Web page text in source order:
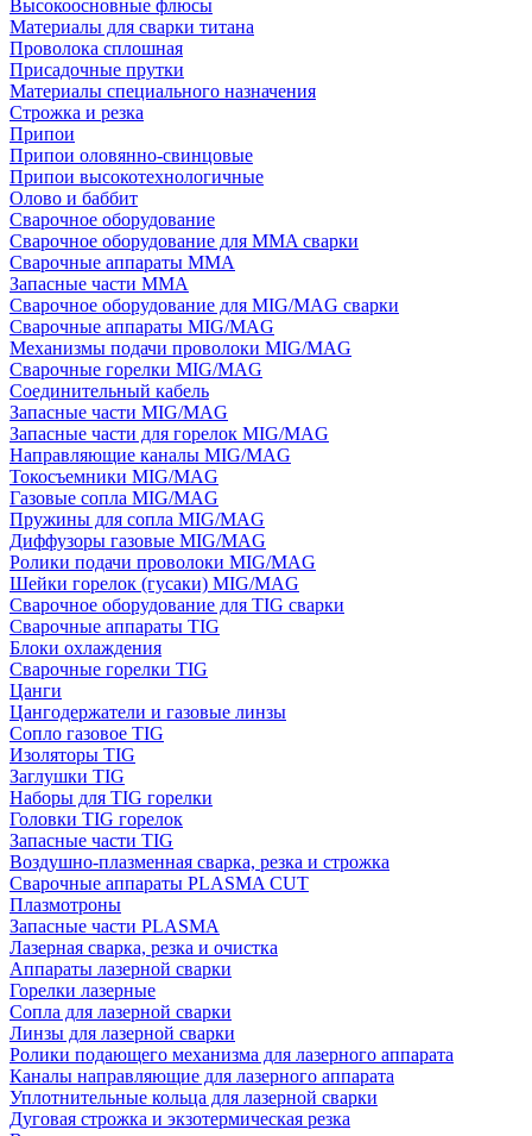
Высокоосновные флюсы
Материалы для сварки титана
Проволока сплошная
Присадочные прутки
Материалы специального назначения
Строжка и резка
Припои
Припои оловянно-свинцовые
Припои высокотехнологичные
Олово и баббит
Сварочное оборудование
Сварочное оборудование для MMA сварки
Сварочные аппараты MMA
Запасные части MMA
Сварочное оборудование для MIG/MAG сварки
Сварочные аппараты MIG/MAG
Механизмы подачи проволоки MIG/MAG
Сварочные горелки MIG/MAG
Соединительный кабель
Запасные части MIG/MAG
Запасные части для горелок MIG/MAG
Направляющие каналы MIG/MAG
Токосъемники MIG/MAG
Газовые сопла MIG/MAG
Пружины для сопла MIG/MAG
Диффузоры газовые MIG/MAG
Ролики подачи проволоки MIG/MAG
Шейки горелок (гусаки) MIG/MAG
Сварочное оборудование для TIG сварки
Сварочные аппараты TIG
Блоки охлаждения
Сварочные горелки TIG
Цанги
Цангодержатели и газовые линзы
Сопло газовое TIG
Изоляторы TIG
Заглушки TIG
Наборы для TIG горелки
Головки TIG горелок
Запасные части TIG
Воздушно-плазменная сварка, резка и строжка
Сварочные аппараты PLASMA CUT
Плазмотроны
Запасные части PLASMA
Лазерная сварка, резка и очистка
Аппараты лазерной сварки
Горелки лазерные
Сопла для лазерной сварки
Линзы для лазерной сварки
Ролики подающего механизма для лазерного аппарата
Каналы направляющие для лазерного аппарата
Уплотнительные кольца для лазерной сварки
Дуговая строжка и экзотермическая резка